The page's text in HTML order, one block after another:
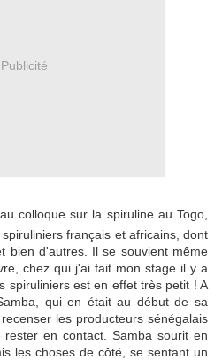
Publicité
colloque sur la spiruline au Togo,
français et africains, dont
bien d'autres. Il se souvient même
chez qui j'ai fait mon stage il y a
spiruliniers est en effet très petit ! A
qui en était au début de sa
les producteurs sénégalais
en contact. Samba sourit en
les choses de côté, se sentant un